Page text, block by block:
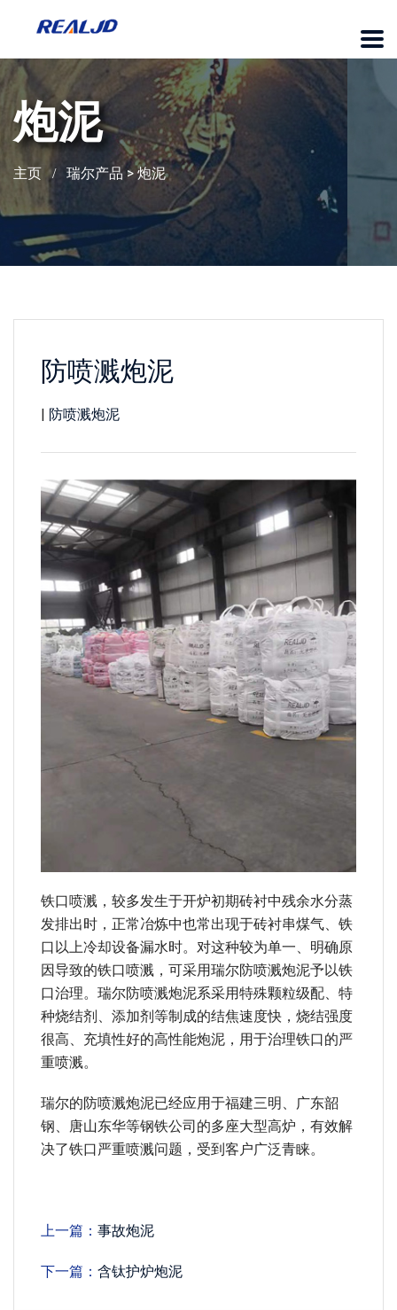
炮泥
主页 瑞尔产品 > 炮泥
防喷溅炮泥
| 防喷溅炮泥
铁口喷溅，较多发生于开炉初期砖衬中残余水分蒸
发排出时，正常冶炼中也常出现于砖衬串煤气、铁
口以上冷却设备漏水时。对这种较为单一、明确原
因导致的铁口喷溅，可采用瑞尔防喷溅炮泥予以铁
口治理。瑞尔防喷溅炮泥系采用特殊颗粒级配、特
种烧结剂、添加剂等制成的结焦速度快，烧结强度
很高、充填性好的高性能炮泥，用于治理铁口的严
重喷溅。
瑞尔的防喷溅炮泥已经应用于福建三明、广东韶
钢、唐山东华等钢铁公司的多座大型高炉，有效解
决了铁口严重喷溅问题，受到客户广泛青睐。
上一篇： 事故炮泥
下一篇： 含钛护炉炮泥